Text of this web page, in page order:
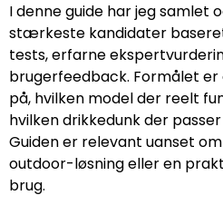
I denne guide har jeg samlet
stærkeste kandidater
tests, erfarne
brugerfeedback. Formålet
på, hvilken model der reelt
hvilken drikkedunk der
Guiden er relevant uanset
outdoor-løsning eller en
brug.